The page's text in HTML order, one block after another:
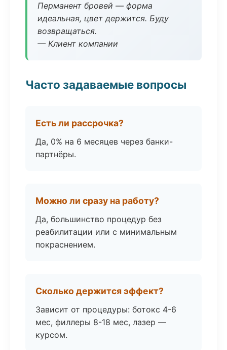
Перманент бровей — форма
идеальная, цвет держится. Буду
возвращаться.
— Клиент компании
Часто задаваемые вопросы
Есть ли рассрочка?
Да, 0% на 6 месяцев через банки-
партнёры.
Можно ли сразу на работу?
Да, большинство процедур без
реабилитации или с минимальным
покраснением.
Сколько держится эффект?
Зависит от процедуры: ботокс 4-6
мес, филлеры 8-18 мес, лазер —
курсом.